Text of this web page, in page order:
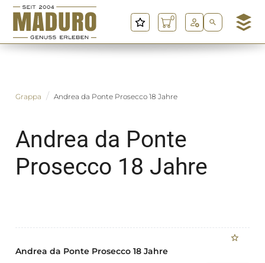
M
a
o
b
0
Grappa Andrea da Ponte Prosecco 18 Jahre
Andrea da Ponte
Prosecco 18 Jahre
Andrea da Ponte Prosecco 18 Jahre